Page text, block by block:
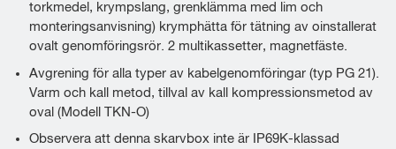
torkmedel, krympslang, grenklämma med lim och
monteringsanvisning) krymphätta för tätning av oinstallerat
ovalt genomföringsrör. 2 multikassetter, magnetfäste.
Avgrening för alla typer av kabelgenomföringar (typ PG 21).
Varm och kall metod, tillval av kall kompressionsmetod av
oval (Modell TKN-O)
Observera att denna skarvbox inte är IP69K-klassad